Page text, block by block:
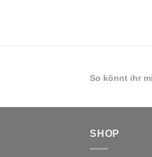
So könnt ihr
SHOP